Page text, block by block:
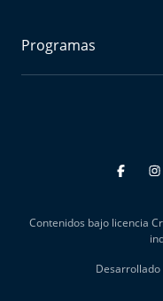
Programas
Contenidos bajo licencia
Desarrollado